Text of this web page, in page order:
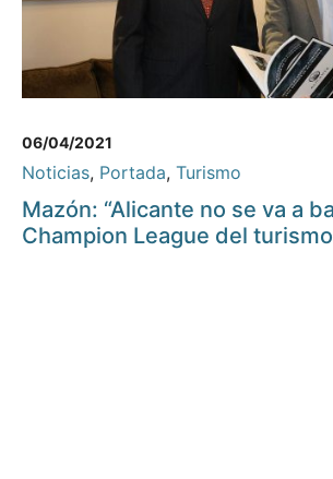
06/04/2021
Noticias, Portada, Turismo
Mazón: “Alicante no se va a
Champion League del